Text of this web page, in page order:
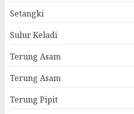
Setangki
Sulur Keladi
Terung Asam
Terung Asam
Terung Pipit